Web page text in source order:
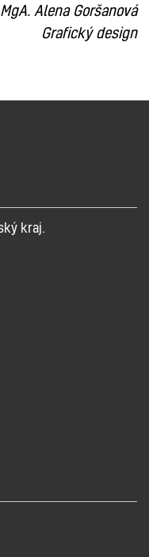
MgA. Alena Goršanová
Grafický design
kraj.